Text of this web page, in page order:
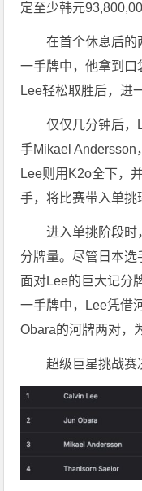
定至少韩元
在首个休息后的
一手牌中，他拿到口
Lee轻松取胜后，进
仅仅几分钟后，
手Mikael Andersson
Lee则用K2o全下，
手，将比赛带入单挑
进入单挑阶段时
分牌量。尽管日本选
面对Lee的巨大记分
一手牌中，Lee凭借
Obara的河牌两对，
超级巨星挑战赛